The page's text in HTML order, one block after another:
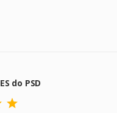
do PSD